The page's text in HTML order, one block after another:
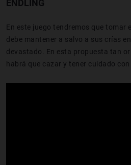
ENDLING
En este juego tendremos que tomar
debe mantener a salvo a sus crías
devastado. En esta propuesta tan
habrá que cazar y tener cuidado con